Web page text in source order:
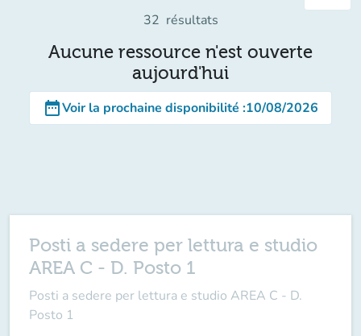
32 résultats
Aucune ressource n'est ouverte
aujourd'hui
date_rangeVoir la prochaine disponibilité :10/08/2026
Posti a sedere per lettura e studio
AREA C - D. Posto 1
Posti a sedere per lettura e studio AREA C - D.
Posto 1